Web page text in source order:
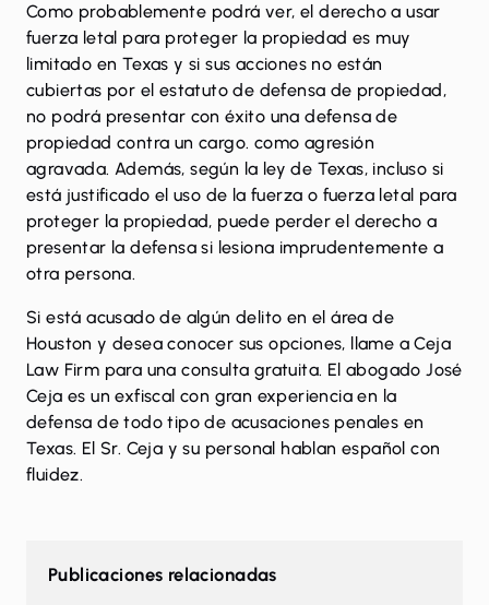
Como probablemente podrá ver, el derecho a usar
fuerza letal para proteger la propiedad es muy
limitado en Texas y si sus acciones no están
cubiertas por el estatuto de defensa de propiedad,
no podrá presentar con éxito una defensa de
propiedad contra un cargo. como agresión
agravada. Además, según la ley de Texas, incluso si
está justificado el uso de la fuerza o fuerza letal para
proteger la propiedad, puede perder el derecho a
presentar la defensa si lesiona imprudentemente a
otra persona.
Si está acusado de algún delito en el área de
Houston y desea conocer sus opciones,
llame a Ceja
Law Firm para una consulta gratuita. El abogado José
Ceja es un exfiscal con gran experiencia en la
defensa de todo tipo de acusaciones penales en
Texas. El Sr. Ceja y su personal hablan español con
fluidez.
Publicaciones relacionadas